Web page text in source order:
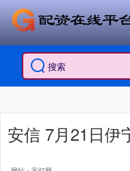
安信 7月21日伊